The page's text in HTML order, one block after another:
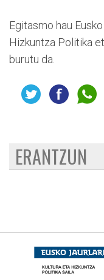
Egitasmo hau
Hizkuntza Politika
burutu da.
ERANTZUN